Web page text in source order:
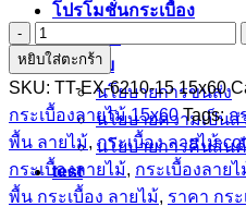
โปรโมชั่นกระเบื้อง
นโยบาย
นโยบายการขนส่ง
นโยบายความเป็นส่
นโยบายการคืนสิน
test
กระเบื้อง
ลายไม้
ESM
เนื้อ
แกรนิต
โต้
ขอบ
หยิบใส่ตะกร้า
SKU: TT-EX-6210-15 15x60
กระเบื้องลายไม้ 15x60 Tags:ก
พื้น ลายไม้, กระเบื้อง ลายไม้
กระเบื้องลายไม้, กระเบื้องลาย
พื้น กระเบื้อง ลายไม้, ราคา กร